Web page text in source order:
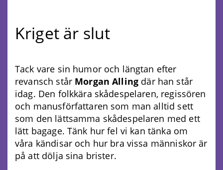
Kriget är slut
Tack vare sin humor och längtan efter
revansch står Morgan Alling där han står
idag. Den folkkära skådespelaren, regissören
och manusförfattaren som man alltid sett
som den lättsamma skådespelaren med ett
lätt bagage. Tänk hur fel vi kan tänka om
våra kändisar och hur bra vissa människor är
på att dölja sina brister.